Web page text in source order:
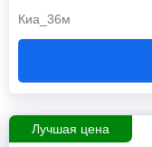
Киа_36м
Лучшая цена